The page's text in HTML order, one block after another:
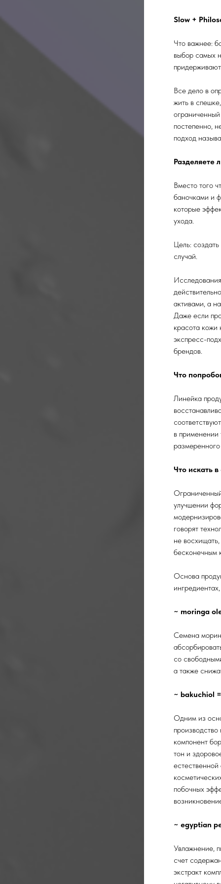
Slow +
Что важнее:
выбор самых
Все дело в
жить в
постепенно,
подход
Разделяете
Вместо того
баночками и
которые
ухода.
Цель:
случай.
активами, а
Даже если
красота кожи
экспресс-
брендов.
Что
Линейка
в применении
Что искать
улучшении
говорят
не
бесконечным
Основа
~ moringa
Семена
со
а также
~ bakuchiol
Одним из
производство
компонент
тон и
естественной
побочных
~ egyptian
Увлажнение,
счет
экстракт